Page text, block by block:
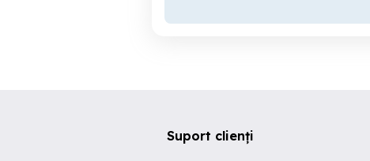
Suport clienți